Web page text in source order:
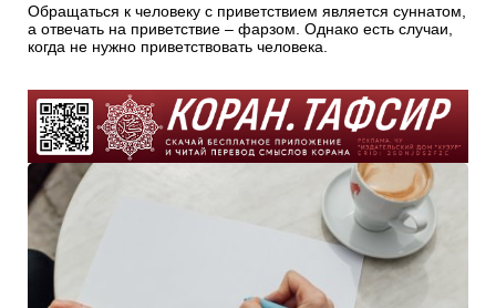
Обращаться к человеку с приветствием является суннатом,
а отвечать на приветствие – фарзом. Однако есть случаи,
когда не нужно приветствовать человека.